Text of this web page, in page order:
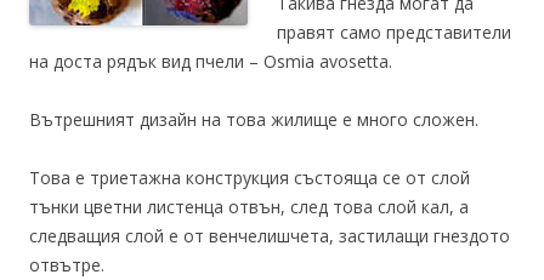
правят само представители
на доста рядък вид пчели – Osmia avosetta.
Вътрешният дизайн на това жилище е много сложен.
Това е триетажна конструкция състояща се от слой
тънки цветни листенца отвън, след това слой кал, а
следващия слой е от венчелишчета, застилащи гнездото
отвътре.